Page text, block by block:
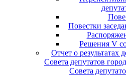
Повестки
Решения V
Отчет о результатах
Совета депутатов
Совета